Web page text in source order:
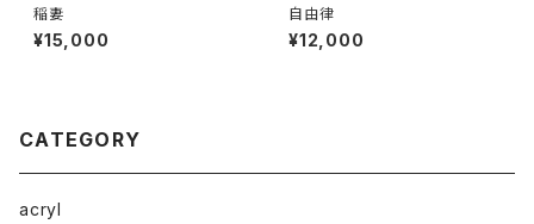
稲妻
¥15,000
自由律
¥12,000
CATEGORY
acryl